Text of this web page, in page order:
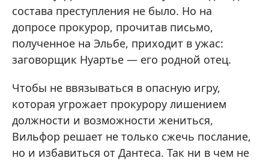
состава преступления не было. Но на
допросе прокурор, прочитав письмо,
полученное на Эльбе, приходит в ужас:
заговорщик Нуартье — его родной отец.
Чтобы не ввязываться в опасную игру,
которая угрожает прокурору лишением
должности и возможности жениться,
Вильфор решает не только сжечь послание,
но и избавиться от Дантеса. Так ни в чем не